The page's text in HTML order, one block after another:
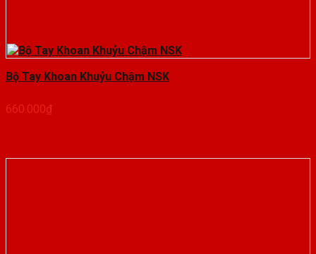
Bộ Tay Khoan Khuỷu Chậm NSK
660.000₫